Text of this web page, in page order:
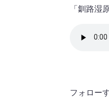
「釧路湿
フォロー